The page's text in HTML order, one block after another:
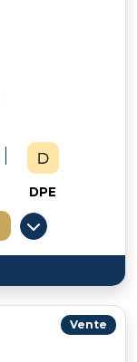
DPE
Vente